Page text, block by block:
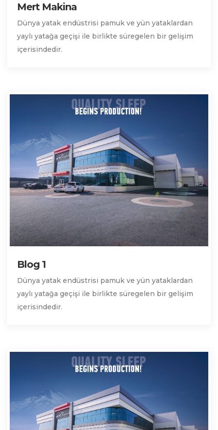
Mert Makina
Dünya yatak endüstrisi pamuk ve yün yataklardan
yaylı yatağa geçişi ile birlikte süregelen bir gelişim
içerisindedir.
Blog 1
Dünya yatak endüstrisi pamuk ve yün yataklardan
yaylı yatağa geçişi ile birlikte süregelen bir gelişim
içerisindedir.